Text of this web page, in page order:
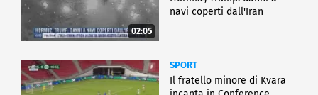
02:05
navi coperti dall'Iran
SPORT
Il fratello minore di Kvara